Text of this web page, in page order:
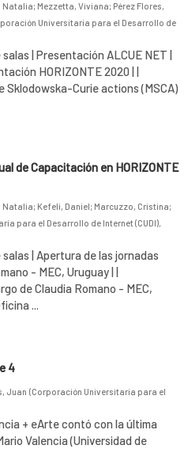
Natalia; Mezzetta, Viviana; Pérez Flores,
Universitaria para el Desarrollo de
| Presentación ALCUE NET |
HORIZONTE 2020 | |
Sklodowska-Curie actions (MSCA)
de Capacitación en HORIZONTE
Natalia; Kefeli, Daniel; Marcuzzo, Cristina;
para el Desarrollo de Internet (CUDI),
| Apertura de las jornadas
- MEC, Uruguay | |
de Claudia Romano - MEC,
...
4
Juan (Corporación Universitaria para el
+ eArte contó con la última
Valencia (Universidad de